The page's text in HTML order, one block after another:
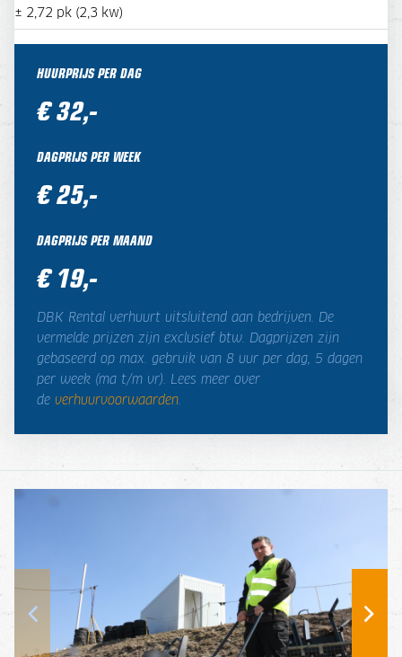
± 2,72 pk (2,3 kw)
HUURPRIJS PER DAG
€ 32,-
DAGPRIJS PER WEEK
€ 25,-
DAGPRIJS PER MAAND
€ 19,-
DBK Rental verhuurt uitsluitend aan bedrijven. De
vermelde prijzen zijn exclusief btw. Dagprijzen zijn
gebaseerd op max. gebruik van 8 uur per dag, 5 dagen
per week (ma t/m vr). Lees meer over
de verhuurvoorwaarden.